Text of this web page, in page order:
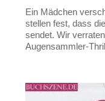
Ein Mädchen
stellen fest, dass
sendet. Wir
Augensammler-